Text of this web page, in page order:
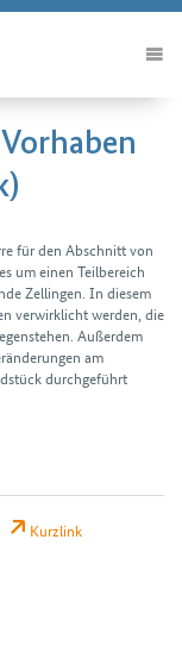
für den Abschnitt von
um einen Teil­bereich
Zellingen. In diesem
verwirklicht werden, die
Außerdem
am
durch­geführt
Kurzlink